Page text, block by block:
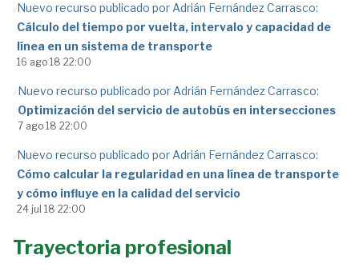
Nuevo recurso publicado por Adrián Fernández Carrasco:
Cálculo del tiempo por vuelta, intervalo y capacidad de
línea en un sistema de transporte
16 ago 18 22:00
Nuevo recurso publicado por Adrián Fernández Carrasco:
Optimización del servicio de autobús en intersecciones
7 ago 18 22:00
Nuevo recurso publicado por Adrián Fernández Carrasco:
Cómo calcular la regularidad en una línea de transporte
y cómo influye en la calidad del servicio
24 jul 18 22:00
Trayectoria profesional